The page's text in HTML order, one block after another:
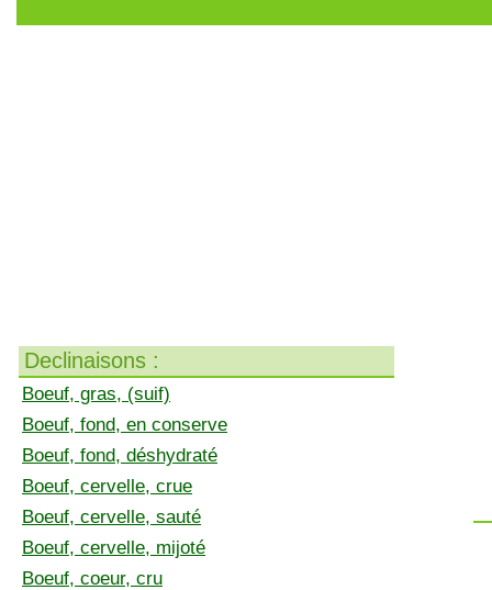
Declinaisons :
Boeuf, gras, (suif)
Boeuf, fond, en conserve
Boeuf, fond, déshydraté
Boeuf, cervelle, crue
Boeuf, cervelle, sauté
Boeuf, cervelle, mijoté
Boeuf, coeur, cru